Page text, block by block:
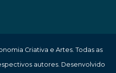
Criativa e Artes. Todas as
autores. Desenvolvido